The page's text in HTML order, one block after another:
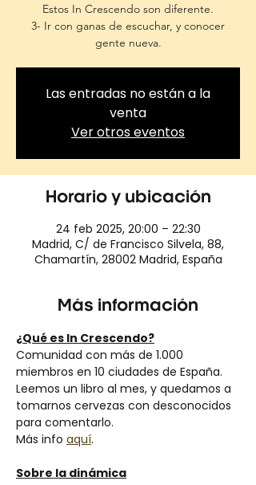
Estos In Crescendo son diferente.
3- Ir con ganas de escuchar, y conocer
gente nueva.
Las entradas no están a la
venta
Ver otros eventos
Horario y ubicación
24 feb 2025, 20:00 – 22:30
Madrid, C/ de Francisco Silvela, 88,
Chamartín, 28002 Madrid, España
Más información
¿Qué es In Crescendo?
Comunidad con más de 1.000
miembros en 10 ciudades de España.
Leemos un libro al mes, y quedamos a
tomarnos cervezas con desconocidos
para comentarlo.
Más info aquí.
Sobre la dinámica